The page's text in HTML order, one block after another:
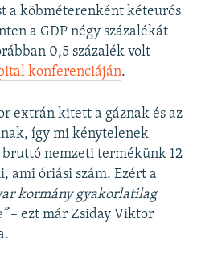
a köbméterenként kéteurós
a GDP négy százalékát
0,5 százalék volt –
konferenciáján.
extrán kitett a gáznak és az
így mi kénytelenek
nemzeti termékünk 12
ami óriási szám. Ezért a
kormány gyakorlatilag
– ezt már Zsiday Viktor